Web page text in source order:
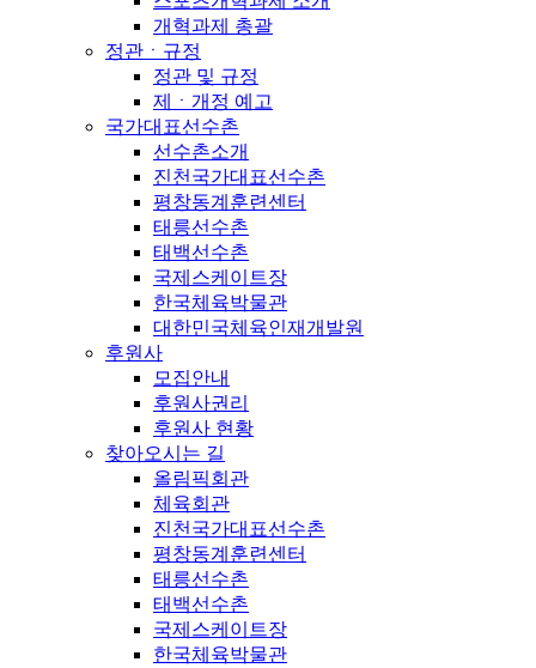
개혁과제 총괄
정관ㆍ규정
정관 및 규정
제ㆍ개정 예고
국가대표선수촌
선수촌소개
진천국가대표선수촌
평창동계훈련센터
태릉선수촌
태백선수촌
국제스케이트장
한국체육박물관
대한민국체육인재개발원
후원사
모집안내
후원사권리
후원사 현황
찾아오시는 길
올림픽회관
체육회관
진천국가대표선수촌
평창동계훈련센터
태릉선수촌
태백선수촌
국제스케이트장
한국체육박물관